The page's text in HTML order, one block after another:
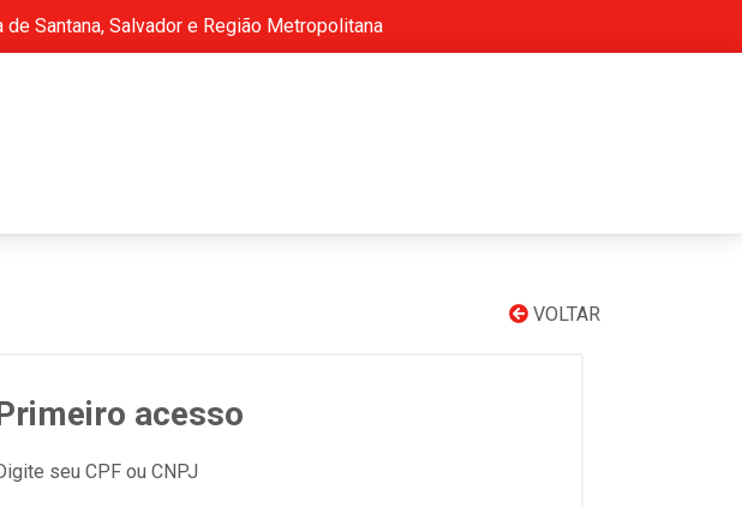
Santana, Salvador e Região Metropolitana
VOLTAR
acesso
seu CPF ou CNPJ